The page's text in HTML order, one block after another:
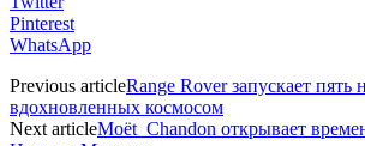
Pinterest
WhatsApp
Previous articleRange Rover запускает пять
вдохновленных космосом
Next articleMoët Chandon открывает